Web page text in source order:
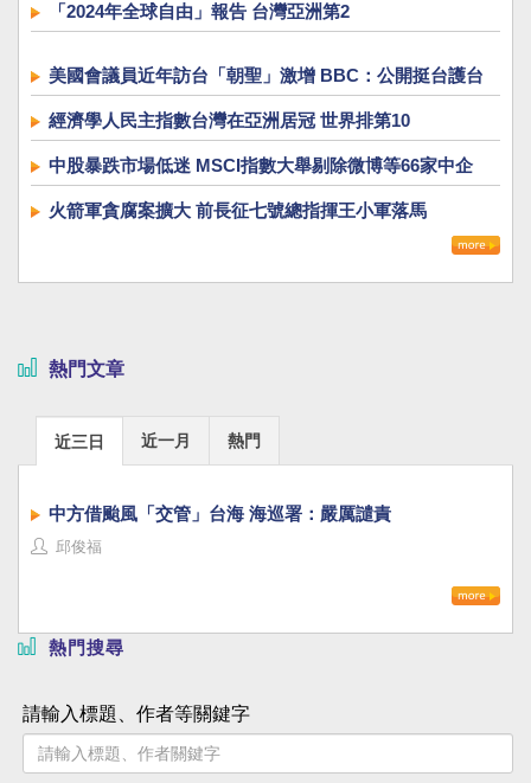
「2024年全球自由」報告 台灣亞洲第2
美國會議員近年訪台「朝聖」激增 BBC：公開挺台護台
經濟學人民主指數台灣在亞洲居冠 世界排第10
中股暴跌市場低迷 MSCI指數大舉剔除微博等66家中企
火箭軍貪腐案擴大 前長征七號總指揮王小軍落馬
熱門文章
近三日 近一月 熱門
中方借颱風「交管」台海 海巡署：嚴厲譴責
邱俊福
熱門搜尋
請輸入標題、作者等關鍵字